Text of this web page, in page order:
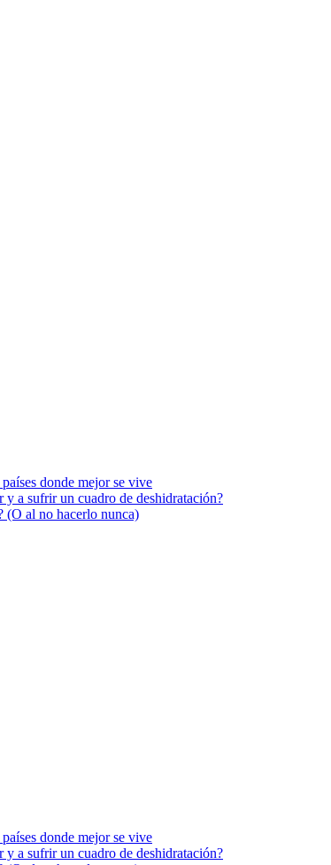
donde mejor se vive
y a sufrir un cuadro de deshidratación?
(O al no hacerlo nunca)
donde mejor se vive
y a sufrir un cuadro de deshidratación?